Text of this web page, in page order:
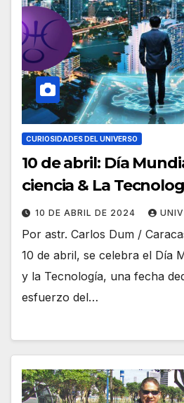
CURIOSIDADES DEL UNIVERSO
10 de abril: Día
ciencia & La
10 DE ABRIL DE 2024
Por astr. Carlos Dum /
10 de abril, se celebra el Día
y la Tecnología, una fecha
esfuerzo del…